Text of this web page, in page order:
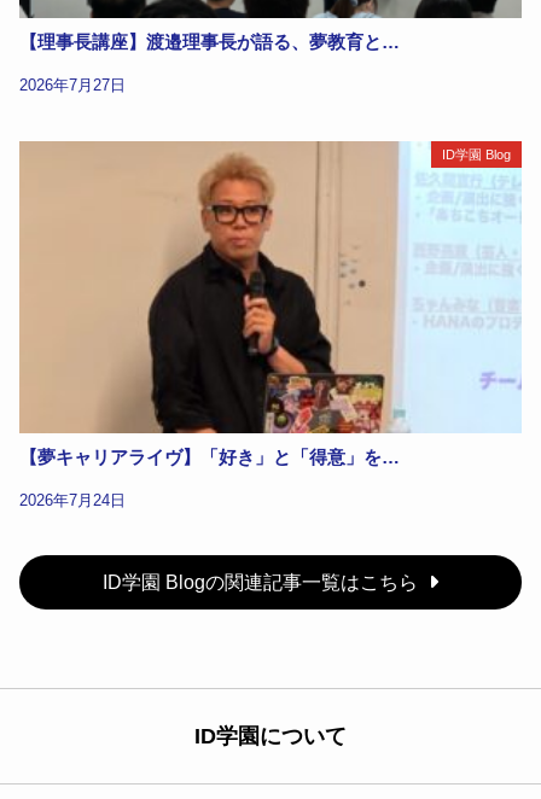
【理事長講座】渡邉理事長が語る、夢教育と…
2026年7月27日
ID学園 Blog
【夢キャリアライヴ】「好き」と「得意」を…
2026年7月24日
ID学園 Blogの関連記事一覧はこちら
ID学園について